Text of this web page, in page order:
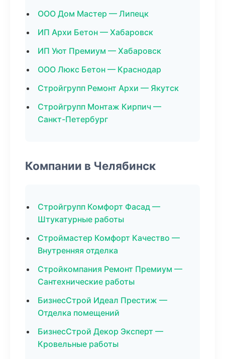
ООО Дом Мастер — Липецк
ИП Архи Бетон — Хабаровск
ИП Уют Премиум — Хабаровск
ООО Люкс Бетон — Краснодар
Стройгрупп Ремонт Архи — Якутск
Стройгрупп Монтаж Кирпич —
Санкт-Петербург
Компании в Челябинск
Стройгрупп Комфорт Фасад —
Штукатурные работы
Строймастер Комфорт Качество —
Внутренняя отделка
Стройкомпания Ремонт Премиум —
Сантехнические работы
БизнесСтрой Идеал Престиж —
Отделка помещений
БизнесСтрой Декор Эксперт —
Кровельные работы